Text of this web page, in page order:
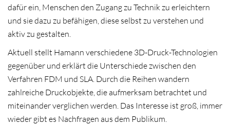
dafür ein, Menschen den Zugang zu Technik zu erleichtern
und sie dazu zu befähigen, diese selbst zu verstehen und
aktiv zu gestalten.
Aktuell stellt Hamann verschiedene 3D-Druck-Technologien
gegenüber und erklärt die Unterschiede zwischen den
Verfahren FDM und SLA. Durch die Reihen wandern
zahlreiche Druckobjekte, die aufmerksam betrachtet und
miteinander verglichen werden. Das Interesse ist groß, immer
wieder gibt es Nachfragen aus dem Publikum.